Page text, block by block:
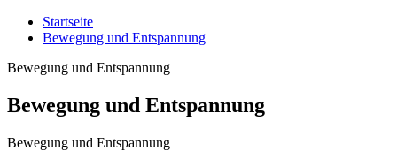
Startseite
Bewegung und Entspannung
Bewegung und Entspannung
Bewegung und Entspannung
Bewegung und Entspannung